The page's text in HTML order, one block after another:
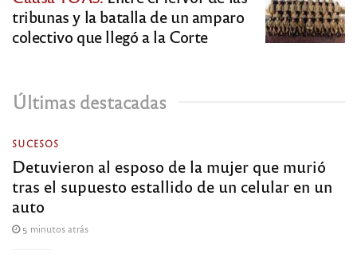
tribunas y la batalla de un amparo
colectivo que llegó a la Corte
Últimas destacadas
SUCESOS
Detuvieron al esposo de la mujer que murió
tras el supuesto estallido de un celular en un
auto
5 minutos atrás